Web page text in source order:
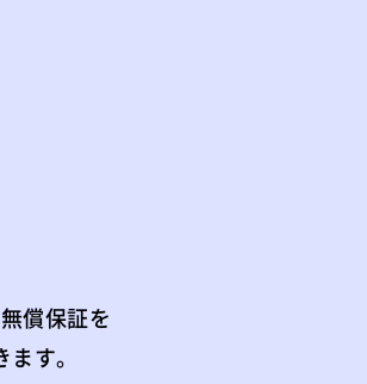
償保証を
す。